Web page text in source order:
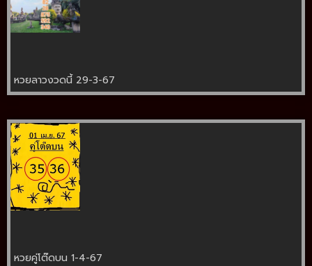
หวยลาวงวดนี้ 29-3-67
หวยคู่โต๊ดบน 1-4-67